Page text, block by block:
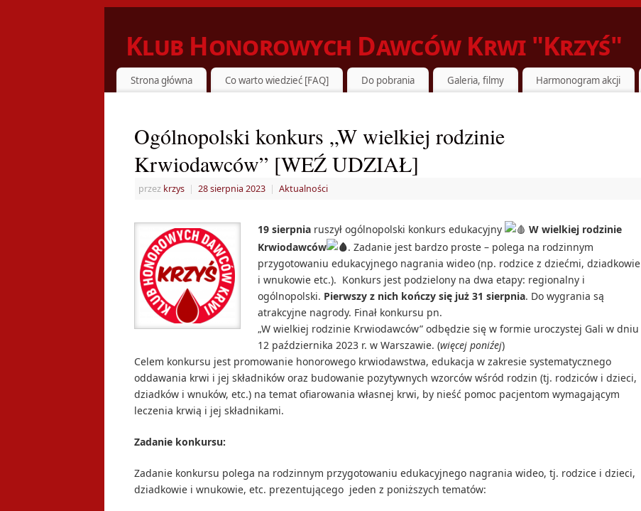
Klub Honorowych Dawców Krwi "Krzyś"
ZIELONKA DZIELI SIĘ KRWIĄ Z POTRZEBUJĄCYMI
Strona główna Co warto wiedzieć [FAQ] Do pobrania Galeria, filmy Harmonogram akcji
Ogólnopolski konkurs „W wielkiej rodzinie
Krwiodawców” [WEŹ UDZIAŁ]
przez krzys | 28 sierpnia 2023 | Aktualności
19 sierpnia ruszył ogólnopolski konkurs edukacyjny
W wielkiej rodzinie
Krwiodawców
. Zadanie jest bardzo proste – polega na rodzinnym
przygotowaniu edukacyjnego nagrania wideo (np. rodzice z dziećmi, dziadkowie
i wnukowie etc.). Konkurs jest podzielony na dwa etapy: regionalny i
ogólnopolski. Pierwszy z nich kończy się już 31 sierpnia. Do wygrania są
atrakcyjne nagrody. Finał konkursu pn.
„W wielkiej rodzinie Krwiodawców” odbędzie się w formie uroczystej Gali w dniu
12 października 2023 r. w Warszawie. (więcej poniźej)
Celem konkursu jest promowanie honorowego krwiodawstwa, edukacja w zakresie systematycznego
oddawania krwi i jej składników oraz budowanie pozytywnych wzorców wśród rodzin (tj. rodziców i dzieci,
dziadków i wnuków, etc.) na temat ofiarowania własnej krwi, by nieść pomoc pacjentom wymagającym
leczenia krwią i jej składnikami.
Zadanie konkursu:
Zadanie konkursu polega na rodzinnym przygotowaniu edukacyjnego nagrania wideo, tj. rodzice i dzieci,
dziadkowie i wnukowie, etc. prezentującego jeden z poniższych tematów: